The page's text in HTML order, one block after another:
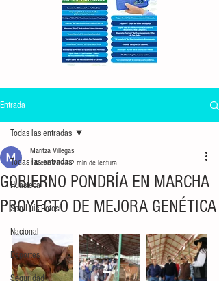
Entrada
Todas las entradas
Huasteca
San Luis Potosí
Nacional
Deportes
Seguridad
Todas las entradas
GOBIERNO PONDRÍA EN MARCHA
PROYECTO DE MEJORA GENÉTICA
Maritza Villegas
18 ene 20222 min de lectura